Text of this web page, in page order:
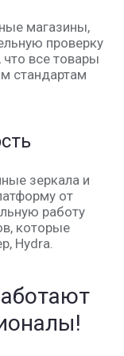
магазины,
проверку
что все товары
стандартам
зеркала и
от
работу
которые
Hydra.